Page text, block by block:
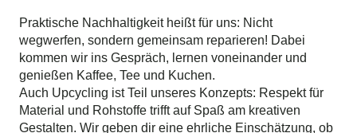
Praktische Nachhaltigkeit heißt für uns: Nicht
wegwerfen, sondern gemeinsam reparieren! Dabei
kommen wir ins Gespräch, lernen voneinander und
genießen Kaffee, Tee und Kuchen.
Auch Upcycling ist Teil unseres Konzepts: Respekt für
Material und Rohstoffe trifft auf Spaß am kreativen
Gestalten. Wir geben dir eine ehrliche Einschätzung, ob